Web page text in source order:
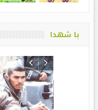
با شهدا